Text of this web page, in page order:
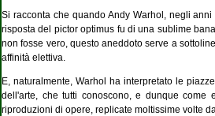
Si racconta che quando Andy Warhol, negli
risposta del pictor optimus fu di una sublime
non fosse vero, questo aneddoto serve a
affinità elettiva.
E, naturalmente, Warhol ha interpretato le
dell'arte, che tutti conoscono, e dunque
riproduzioni di opere, replicate moltissime volte